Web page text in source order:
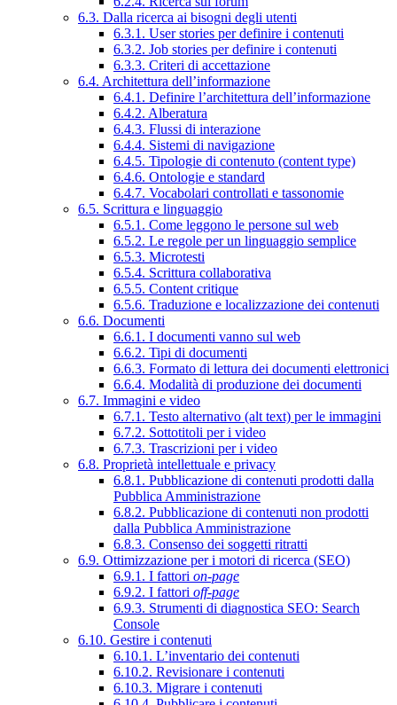
6.3. Dalla ricerca ai bisogni degli utenti
6.3.1. User stories per definire i contenuti
6.3.2. Job stories per definire i contenuti
6.3.3. Criteri di accettazione
6.4. Architettura dell’informazione
6.4.1. Definire l’architettura dell’informazione
6.4.2. Alberatura
6.4.3. Flussi di interazione
6.4.4. Sistemi di navigazione
6.4.5. Tipologie di contenuto (content type)
6.4.6. Ontologie e standard
6.4.7. Vocabolari controllati e tassonomie
6.5. Scrittura e linguaggio
6.5.1. Come leggono le persone sul web
6.5.2. Le regole per un linguaggio semplice
6.5.3. Microtesti
6.5.4. Scrittura collaborativa
6.5.5. Content critique
6.5.6. Traduzione e localizzazione dei contenuti
6.6. Documenti
6.6.1. I documenti vanno sul web
6.6.2. Tipi di documenti
6.6.3. Formato di lettura dei documenti elettronici
6.6.4. Modalità di produzione dei documenti
6.7. Immagini e video
6.7.1. Testo alternativo (alt text) per le immagini
6.7.2. Sottotitoli per i video
6.7.3. Trascrizioni per i video
6.8. Proprietà intellettuale e privacy
6.8.1. Pubblicazione di contenuti prodotti dalla
Pubblica Amministrazione
6.8.2. Pubblicazione di contenuti non prodotti
dalla Pubblica Amministrazione
6.8.3. Consenso dei soggetti ritratti
6.9. Ottimizzazione per i motori di ricerca (SEO)
6.9.1. I fattori on-page
6.9.2. I fattori off-page
6.9.3. Strumenti di diagnostica SEO: Search
Console
6.10. Gestire i contenuti
6.10.1. L’inventario dei contenuti
6.10.2. Revisionare i contenuti
6.10.3. Migrare i contenuti